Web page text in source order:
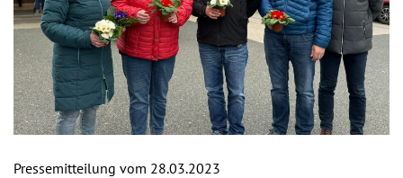
Pressemitteilung vom 28.03.2023